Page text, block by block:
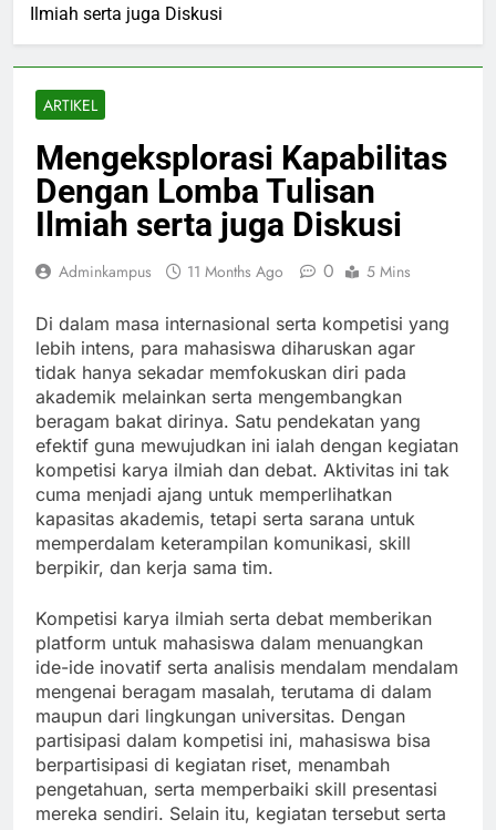
Ilmiah serta juga Diskusi
ARTIKEL
Mengeksplorasi Kapabilitas
Dengan Lomba Tulisan
Ilmiah serta juga Diskusi
Adminkampus 11 Months Ago 0 5 Mins
Di dalam masa internasional serta kompetisi yang
lebih intens, para mahasiswa diharuskan agar
tidak hanya sekadar memfokuskan diri pada
akademik melainkan serta mengembangkan
beragam bakat dirinya. Satu pendekatan yang
efektif guna mewujudkan ini ialah dengan kegiatan
kompetisi karya ilmiah dan debat. Aktivitas ini tak
cuma menjadi ajang untuk memperlihatkan
kapasitas akademis, tetapi serta sarana untuk
memperdalam keterampilan komunikasi, skill
berpikir, dan kerja sama tim.
Kompetisi karya ilmiah serta debat memberikan
platform untuk mahasiswa dalam menuangkan
ide-ide inovatif serta analisis mendalam mendalam
mengenai beragam masalah, terutama di dalam
maupun dari lingkungan universitas. Dengan
partisipasi dalam kompetisi ini, mahasiswa bisa
berpartisipasi di kegiatan riset, menambah
pengetahuan, serta memperbaiki skill presentasi
mereka sendiri. Selain itu, kegiatan tersebut serta